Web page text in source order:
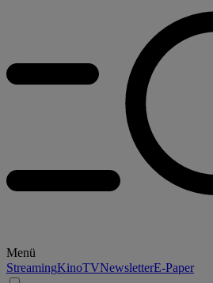
Menü
StreamingKinoTVNewsletterE-Paper